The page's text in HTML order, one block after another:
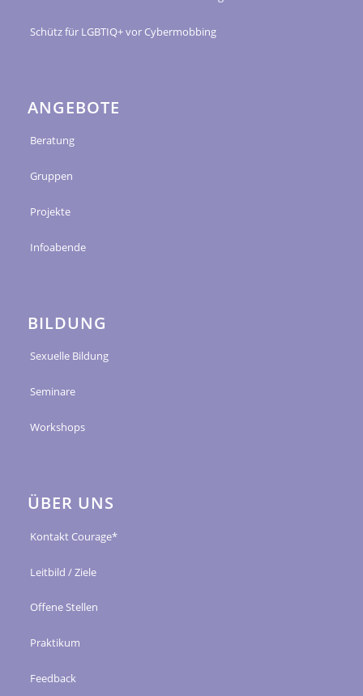
Schütz für LGBTIQ+ vor Cybermobbing
ANGEBOTE
Beratung
Gruppen
Projekte
Infoabende
BILDUNG
Sexuelle Bildung
Seminare
Workshops
ÜBER UNS
Kontakt Courage*
Leitbild / Ziele
Offene Stellen
Praktikum
Feedback